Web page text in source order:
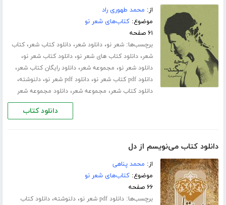
از: محمد طهوری راد
موضوع:کتاب‌های شعر نو
۶۱ صفحه
برچسب‌ها:شعر نو،دانلود شعر،دانلود کتاب شعر،کتاب
شعر،دانلود کتاب های شعر نو،دانلود کتاب شعر نو،
دانلود شعر نو، مجموعه شعر،دانلود رایگان کتاب شعر،
دانلود pdf کتاب شعر نو ،دانلود pdf شعر نو ،دلنوشته،
دانلود کتاب شعر، مجموعه شعر،دانلود مجموعه شعر
دانلود کتاب
دانلود کتاب می‌نویسم از دل
از: محمد پناهی
موضوع:کتاب‌های شعر نو
۶۶ صفحه
برچسب‌ها:دانلود pdf شعر نو ،دلنوشته،دانلود کتاب